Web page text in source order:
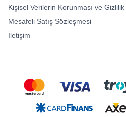
Kişisel Verilerin Korunması ve Gizlilik
Mesafeli Satış Sözleşmesi
İletişim